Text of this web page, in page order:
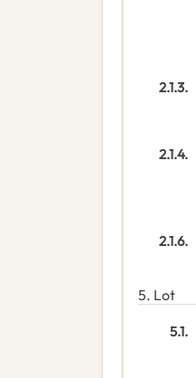
2.1.3.
2.1.4.
2.1.6.
5. Lot
5.1.